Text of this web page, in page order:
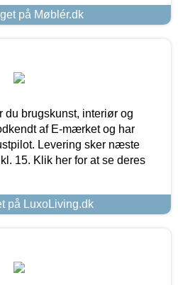
på Møblér.dk
du brugskunst, interiør og
af E-mærket og har
Levering sker næste
15. Klik her for at se deres
på LuxoLiving.dk